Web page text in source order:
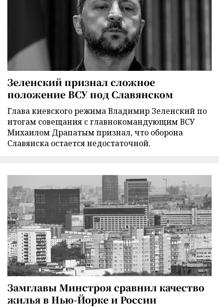
Зеленский признал сложное
положение ВСУ под Славянском
Глава киевского режима Владимир Зеленский по
итогам совещания с главнокомандующим ВСУ
Михаилом Драпатым признал, что оборона
Славянска остается недостаточной.
Замглавы Минстроя сравнил качество
жилья в Нью-Йорке и России